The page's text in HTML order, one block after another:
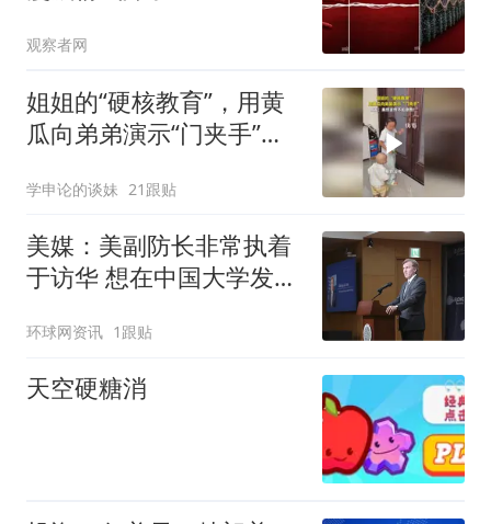
观察者网
姐姐的“硬核教育”，用黄
瓜向弟弟演示“门夹手”，
教！
学申论的谈妹 21跟贴
美媒：美副防长非常执着
于访华 想在中国大学发表
环球网资讯 1跟贴
天空硬糖消